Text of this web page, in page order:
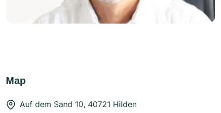
Map
Auf dem Sand 10, 40721 Hilden